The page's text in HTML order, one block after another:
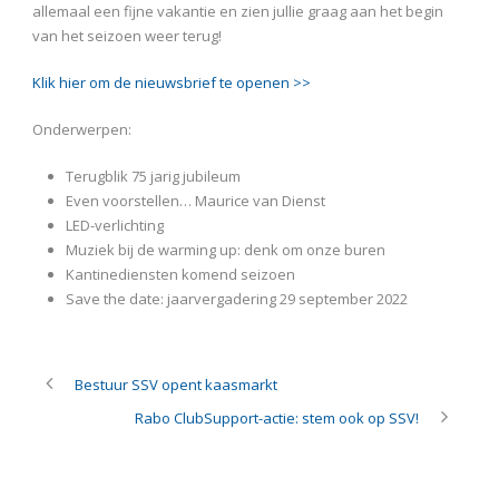
allemaal een fijne vakantie en zien jullie graag aan het begin
van het seizoen weer terug!
Klik hier om de nieuwsbrief te openen >>
Onderwerpen:
Terugblik 75 jarig jubileum
Even voorstellen… Maurice van Dienst
LED-verlichting
Muziek bij de warming up: denk om onze buren
Kantinediensten komend seizoen
Save the date: jaarvergadering 29 september 2022
Bestuur SSV opent kaasmarkt
Rabo ClubSupport-actie: stem ook op SSV!